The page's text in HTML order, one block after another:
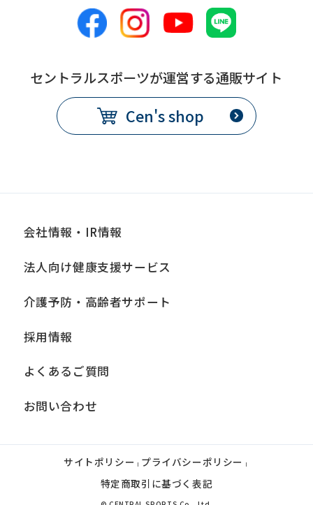
セントラルスポーツが運営する通販サイト
Cen's shop
会社情報・IR情報
法人向け健康支援サービス
介護予防・高齢者サポート
採用情報
よくあるご質問
お問い合わせ
サイトポリシー | プライバシーポリシー |
特定商取引に基づく表記